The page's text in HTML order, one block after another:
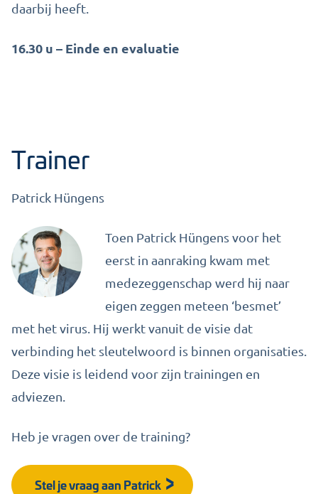
daarbij heeft.
16.30 u – Einde en evaluatie
Trainer
Patrick Hüngens
Toen Patrick Hüngens voor het
eerst in aanraking kwam met
medezeggenschap werd hij naar
eigen zeggen meteen ‘besmet’
met het virus. Hij werkt vanuit de visie dat
verbinding het sleutelwoord is binnen organisaties.
Deze visie is leidend voor zijn trainingen en
adviezen.
Heb je vragen over de training?
Stel je vraag aan Patrick